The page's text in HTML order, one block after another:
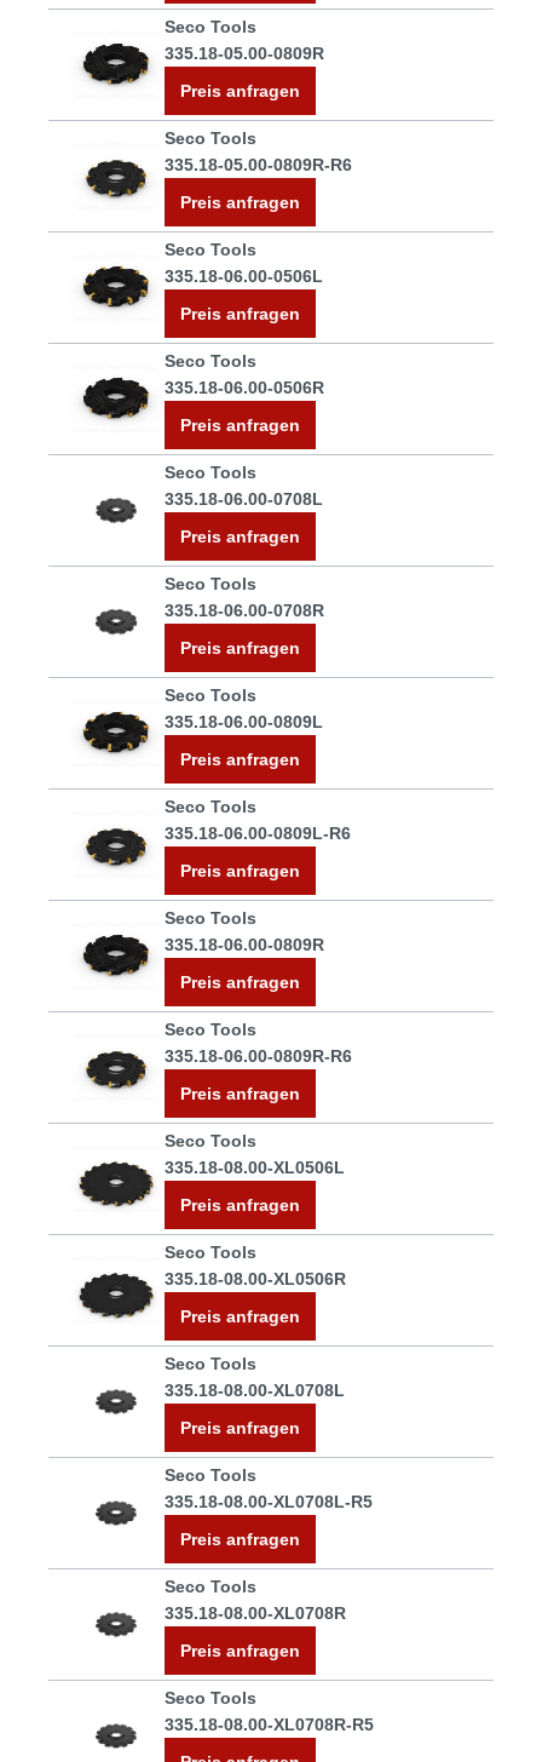
Seco Tools
335.18-05.00-0809R
Preis anfragen
Seco Tools
335.18-05.00-0809R-R6
Preis anfragen
Seco Tools
335.18-06.00-0506L
Preis anfragen
Seco Tools
335.18-06.00-0506R
Preis anfragen
Seco Tools
335.18-06.00-0708L
Preis anfragen
Seco Tools
335.18-06.00-0708R
Preis anfragen
Seco Tools
335.18-06.00-0809L
Preis anfragen
Seco Tools
335.18-06.00-0809L-R6
Preis anfragen
Seco Tools
335.18-06.00-0809R
Preis anfragen
Seco Tools
335.18-06.00-0809R-R6
Preis anfragen
Seco Tools
335.18-08.00-XL0506L
Preis anfragen
Seco Tools
335.18-08.00-XL0506R
Preis anfragen
Seco Tools
335.18-08.00-XL0708L
Preis anfragen
Seco Tools
335.18-08.00-XL0708L-R5
Preis anfragen
Seco Tools
335.18-08.00-XL0708R
Preis anfragen
Seco Tools
335.18-08.00-XL0708R-R5